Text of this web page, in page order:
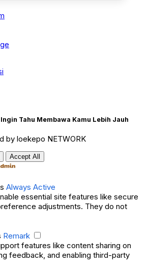
Tahu Membawa Kamu Lebih Jauh
loekepo NETWORK
Accept All
Always Active
essential site features like secure
adjustments. They do not
Remark
features like content sharing on
feedback, and enabling third-party